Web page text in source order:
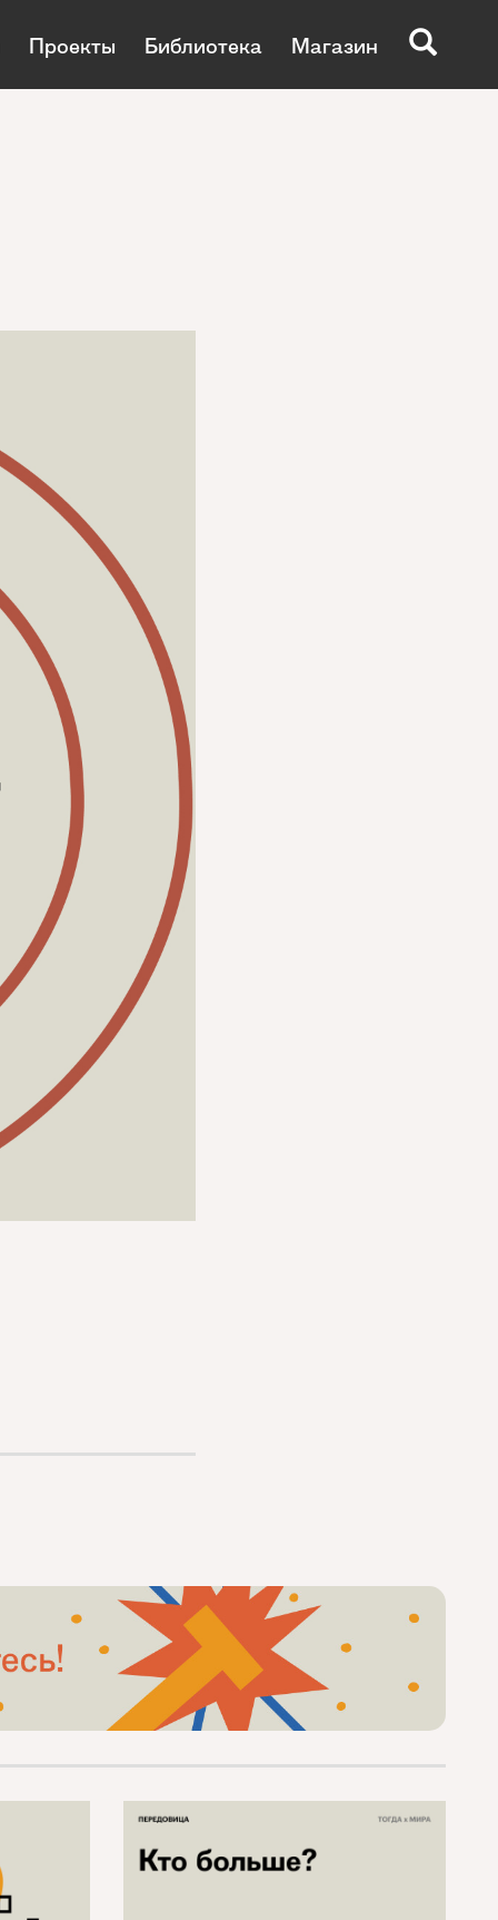
Проекты Библиотека Магазин